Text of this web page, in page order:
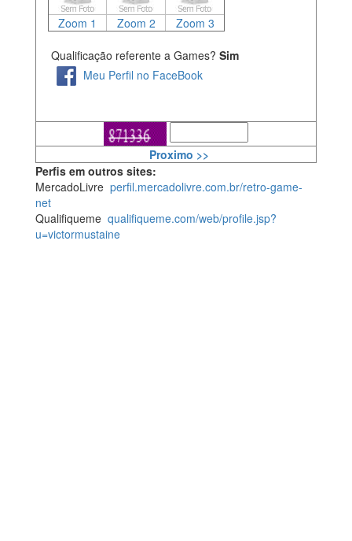
Zoom 1 Zoom 2 Zoom 3
Qualificação referente a Games? Sim
Meu Perfil no FaceBook
Proximo >>
Perfis em outros sites:
MercadoLivre perfil.mercadolivre.com.br/retro-game-
net
Qualifiqueme qualifiqueme.com/web/profile.jsp?
u=victormustaine